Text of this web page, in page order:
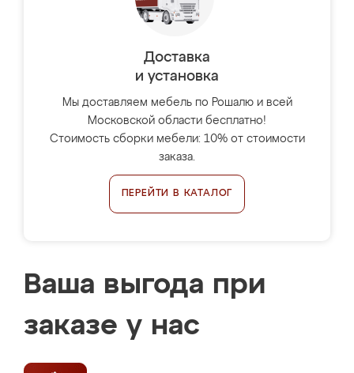
Доставка
и установка
Мы доставляем мебель по Рошалю и всей
Московской области бесплатно!
Стоимость сборки мебели: 10% от стоимости
заказа.
ПЕРЕЙТИ В КАТАЛОГ
Ваша выгода при
заказе у нас